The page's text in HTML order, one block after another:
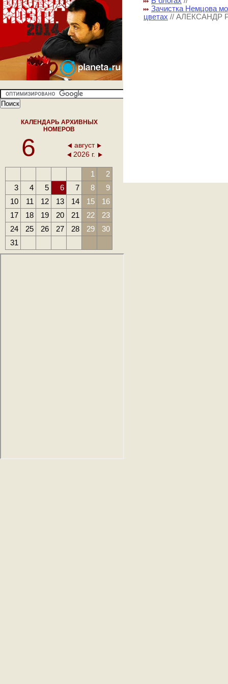
КАЛЕНДАРЬ АРХИВНЫХ
НОМЕРОВ
6
август
2026 г.
1
2
3
4 5 6 7 8
9
10
11 12 13 14 15
16
17
18 19 20 21 22
23
24
25 26 27 28 29
30
31
Зачистка Немцова
цветах // АЛЕКСАНДР